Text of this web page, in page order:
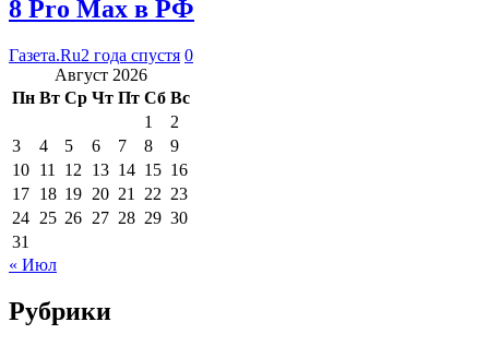
8 Pro Max в РФ
Газета.Ru2 года спустя 0
Август 2026
Пн Вт Ср Чт Пт Сб Вс
1
2
3
4 5 6 7 8
9
10 11 12 13 14 15 16
17 18 19 20 21 22 23
24 25 26 27 28 29 30
31
« Июл
Рубрики